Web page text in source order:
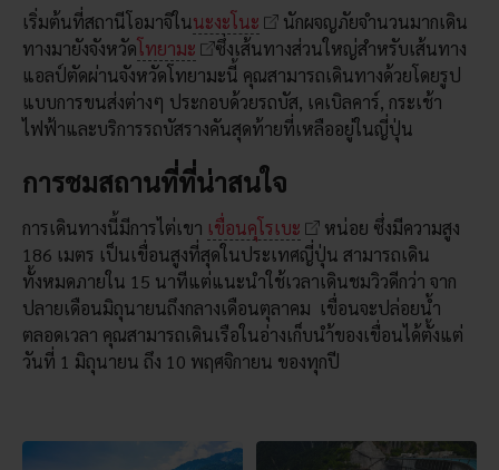
เริ่มต้นที่สถานีโอมาจิในนะงะโนะ
นักผจญภัยจำนวนมากเดิน
ทางมายังจังหวัดโทยามะ
ซึ่งเส้นทางส่วนใหญ่สำหรับเส้นทาง
แอลป์ตัดผ่านจังหวัดโทยามะนี้ คุณสามารถเดินทางด้วยโดยรูป
แบบการขนส่งต่างๆ ประกอบด้วยรถบัส, เคเบิลคาร์, กระเช้า
ไฟฟ้าและบริการรถบัสรางคันสุดท้ายที่เหลืออยู่ในญี่ปุ่น
การชมสถานที่ที่น่าสนใจ
การเดินทางนี้มีการไต่เขา เขื่อนคุโรเบะ
หน่อย ซึ่งมีความสูง
186 เมตร เป็นเขื่อนสูงที่สุดในประเทศญี่ปุ่น สามารถเดิน
ทั้งหมดภายใน 15 นาทีแต่แนะนำใช้เวลาเดินชมวิวดีกว่า จาก
ปลายเดือนมิถุนายนถึงกลางเดือนตุลาคม เขื่อนจะปล่อยน้ำ
ตลอดเวลา คุณสามารถเดินเรือในอ่างเก็บนำ้ของเขื่อนได้ตั้งแต่
วันที่ 1 มิถุนายน ถึง 10 พฤศจิกายน ของทุกปี